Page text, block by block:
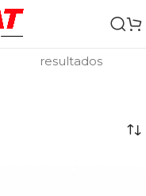
resultados